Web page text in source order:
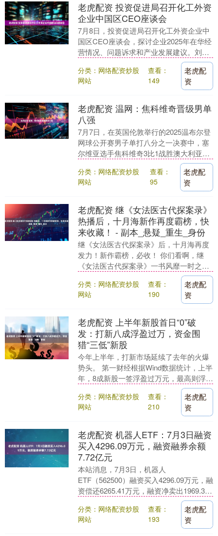
老虎配资 投资促进局召开化工外资
企业中国区CEO座谈会
7月8日，投资促进局召开化工外资企业中
国区CEO座谈会，探讨企业2025年在华经
营情况、问题诉求和产业发展建议。刘民
强局长、唐颂副局长出席会议，赢创、沙
特基础工....
分类：网络配资炒股
网站
查看：
149
老虎配
资
老虎配资 温网：焦科维奇晋级男单
八强
7月7日，在英国伦敦举行的2025温布尔登
网球公开赛男子单打八分之一决赛中，塞
尔维亚选手焦科维奇3比1战胜澳大利亚选
手德米纳尔，晋级八强。 7月7日，焦科维
奇在....
分类：网络配资炒股
网站
查看：
95
老虎配
资
老虎配资 继《女法医古代探案录》
热播后，十月海新作再度霸榜，快
来收藏！ - 副本_悬疑_重生_身份
继《女法医古代探案录》后，十月海再度
发力！新作霸榜，必收！ 你们看啊，继
《女法医古代探案录》一书风靡一时之
后，十月海再度出击，带来了她的最新力
作！这波操作真的是....
分类：网络配资炒股
网站
查看：
190
老虎配
资
老虎配资 上半年新股首日“0”破
发：打新八成浮盈过万，资金围
猎“三低”新股
今年上半年，打新市场延续了去年的火爆
势头。 第一财经根据Wind数据统计，上半
年，8成新股一签浮盈过万元，最高则浮盈
超6万元，可谓市场之内皆是“肉签....
分类：网络配资炒股
网站
查看：
210
老虎配
资
老虎配资 机器人ETF：7月3日融资
买入4296.09万元，融资融券余额
7.72亿元
本站消息，7月3日，机器人
ETF（562500）融资买入4296.09万元，融
资偿还6265.41万元，融资净卖出1969.32
万元，融资余额7.72亿元。 融....
分类：网络配资炒股
网站
查看：
193
老虎配
资